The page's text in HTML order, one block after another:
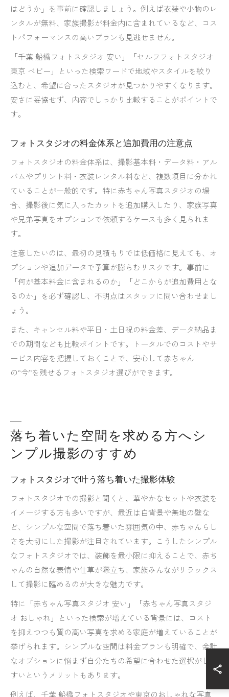
はどうか」を事前に確認しましょう。例えば衣装や小物のレ
ンタルが無料、家族撮影が料金内に含まれているなど、コス
トパフォーマンスの高いプランも見逃せません。
「千葉 船橋フォトスタジオ 安い」「セルフフォトスタジオ
東京 ベビー」といった検索ワードで地域やスタイルを絞り
込むと、希望に合ったスタジオが見つかりやすくなります。
安さに妥協せず、内容でしっかり比較することがポイントで
す。
フォトスタジオの料金体系と追加費用の注意点
フォトスタジオの料金体系は、撮影基本料・データ料・アル
バムやプリント料・衣装レンタル料など、複数項目に分かれ
ていることが一般的です。特に赤ちゃん写真スタジオの場
合、撮影後に気に入ったカットを追加購入したり、家族写真
や兄弟写真をオプションで依頼するケースも多く見られま
す。
注意したいのは、最初の見積もりでは低価格に見えても、オ
プションや追加データで予算が膨らむリスクです。事前に
「何が基本料金に含まれるのか」「どこからが追加費用とな
るのか」を必ず確認し、不明点はスタッフに問い合わせまし
ょう。
また、キャンセル料や平日・土日祝の料金差、データ納品ま
での期間なども比較ポイントです。トータルでのコストやサ
ービス内容を把握しておくことで、安心して赤ちゃん
の“今”を残せるフォトスタジオ選びができます。
落ち着いた空間を求める方へシ
ンプル撮影のすすめ
フォトスタジオで叶う落ち着いた撮影体験
フォトスタジオでの撮影と聞くと、華やかなセットや衣装を
イメージする方も多いですが、最近は白背景や無地の壁な
ど、シンプルな空間で落ち着いた雰囲気の中、赤ちゃんらし
さを大切にした撮影が注目されています。こうしたシンプル
なフォトスタジオでは、装飾を最小限に抑えることで、赤ち
ゃんの自然な表情や仕草が際立ち、家族みんながリラックス
して撮影に臨めるのが大きな魅力です。
特に「赤ちゃん写真スタジオ 安い」「赤ちゃん写真スタジ
オ おしゃれ」といった検索が増えている背景には、コスト
を抑えつつも質の高い写真を求める家庭が増えていることが
挙げられます。シンプルな空間は料金プランも明確で、余計
なオプションに悩まず自分たちの希望に合わせた選択がしや
すいというメリットもあります。
例えば、千葉 船橋フォトスタジオや東京のおしゃれな写真